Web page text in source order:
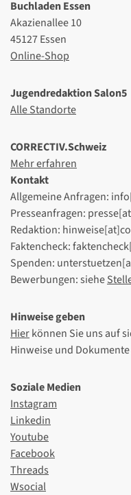
Buchladen Essen
Akazienallee 10
45127 Essen
Online-Shop
Jugendredaktion Salon5
Alle Standorte
CORRECTIV.Schweiz
Mehr erfahren
Kontakt
Allgemeine Anfragen:
Presseanfragen:
Redaktion:
Faktencheck:
Spenden:
Bewerbungen: siehe
Hinweise geben
Hierkönnen Sie uns auf
Hinweise und
Soziale Medien
Instagram
Linkedin
Youtube
Facebook
Threads
Wsocial